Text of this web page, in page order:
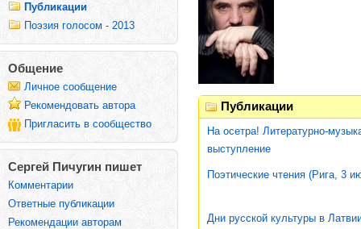
Публикации
Поэзия голосом - 2013
Общение
Личное сообщение
Рекомендовать автора
Пригласить в сообщество
Сергей Пичугин пишет
Комментарии
Ответные публикации
Рекомендации авторам
Публикации
На осетра! Литературно-
выступление
Поэтические чтения (Рига, 3
Дни русской культуры в